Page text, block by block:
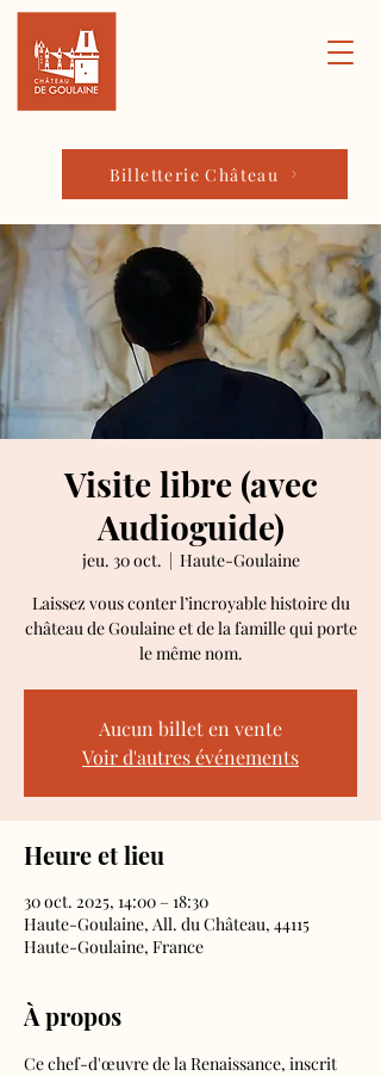
Billetterie Château
Visite libre (avec
Audioguide)
jeu. 30 oct.
  |
Haute-Goulaine
Laissez vous conter l’incroyable histoire du
château de Goulaine et de la famille qui porte
le même nom.
Aucun billet en vente
Voir d'autres événements
Heure et lieu
30 oct. 2025, 14:00 – 18:30
Haute-Goulaine, All. du Château, 44115
Haute-Goulaine, France
À propos
Ce chef-d'œuvre de la Renaissance, inscrit